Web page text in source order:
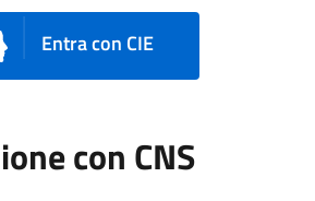
Entra con CIE
con CNS